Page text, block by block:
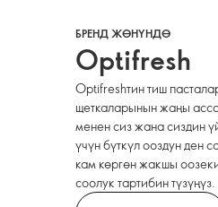
БРЕНД ЖӨНҮНДӨ
Optifresh
Optifreshтин тиш
щеткаларынын жаңы
менен сиз жана сиздин
үчүн бүткүл ооздун ден
кам көргөн жакшы
соолук тартибин түзүңүз.